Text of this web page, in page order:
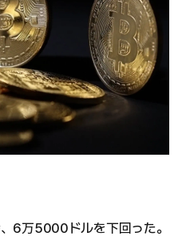
6万5000ドルを下回った。